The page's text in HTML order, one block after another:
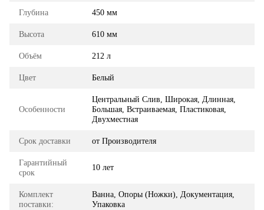
Глубина 450 мм
Высота 610 мм
Объём 212 л
Цвет Белый
Особенности
Центральный Слив, Широкая, Длинная,
Большая, Встраиваемая, Пластиковая,
Двухместная
Срок доставки от Производителя
Гарантийный
срок
10 лет
Комплект
поставки:
Ванна, Опоры (Ножки), Документация,
Упаковка